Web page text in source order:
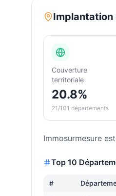
Couverture
territoriale
20.8%
21/101 départements
Immosurmesure
Top 10
#